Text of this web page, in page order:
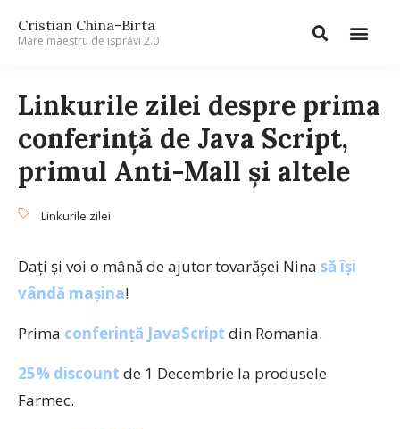
Cristian China-Birta
Mare maestru de isprăvi 2.0
Linkurile zilei despre prima
conferinţă de Java Script,
primul Anti-Mall şi altele
Linkurile zilei
Daţi şi voi o mână de ajutor tovarăşei Nina să îşi
vândă maşina!
Prima conferinţă JavaScript din Romania.
25% discount de 1 Decembrie la produsele
Farmec.